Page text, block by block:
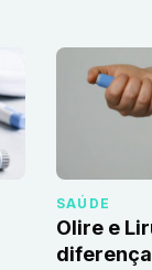
SAÚDE
Olire e